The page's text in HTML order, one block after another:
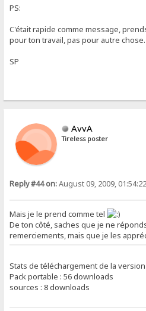
PS:
C'était rapide comme message,
pour ton travail, pas pour autre chose.
SP
AvvA
Tireless poster
Reply #44 on:August 09, 2009,
Mais je le prend comme tel
De ton côté, saches que je ne
remerciements, mais que je les
Stats de téléchargement de la
Pack portable : 56 downloads
sources : 8 downloads